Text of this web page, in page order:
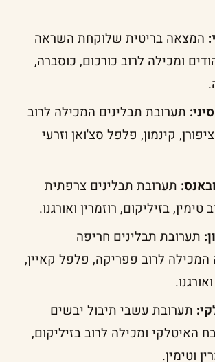
המצאה בריטית שלוקחת השראה
ומכילה לרוב כורכום, כוסברה,
תערובת תבלינים המכילה לרוב
קינמון, פלפל סצ'ואן וזרעי
תערובת תבלינים צרפתית
טימין, בזיליקום, רוזמרין ואורגנו.
תערובת תבלינים חריפה
המכילה לרוב פפריקה, פלפל קאיין,
תערובת עשבי תיבול יבשים
האיטלקי ומכילה לרוב בזיליקום,
וטימין.